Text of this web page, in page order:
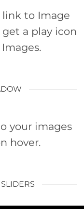
link to Image
a play icon
your images
hover.